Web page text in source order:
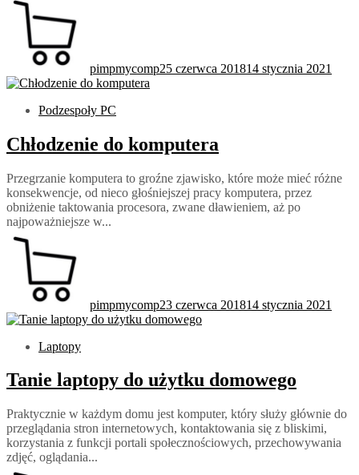
pimpmycomp25 czerwca 201814 stycznia 2021
Podzespoły PC
Chłodzenie do komputera
Przegrzanie komputera to groźne zjawisko, które może mieć różne
konsekwencje, od nieco głośniejszej pracy komputera, przez
obniżenie taktowania procesora, zwane dławieniem, aż po
najpoważniejsze w...
pimpmycomp23 czerwca 201814 stycznia 2021
Laptopy
Tanie laptopy do użytku domowego
Praktycznie w każdym domu jest komputer, który służy głównie do
przeglądania stron internetowych, kontaktowania się z bliskimi,
korzystania z funkcji portali społecznościowych, przechowywania
zdjęć, oglądania...